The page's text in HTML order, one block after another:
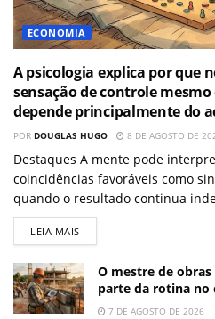
ECONOMIA
A psicologia explica por que
sensação de controle
depende principalmente do
POR DOUGLAS HUGO 8 DE AGOSTO DE
Destaques A mente pode
coincidências favoráveis como
quando o resultado continua
LEIA MAIS
O mestre de
parte da rotina no
7 DE AGOSTO DE 2026